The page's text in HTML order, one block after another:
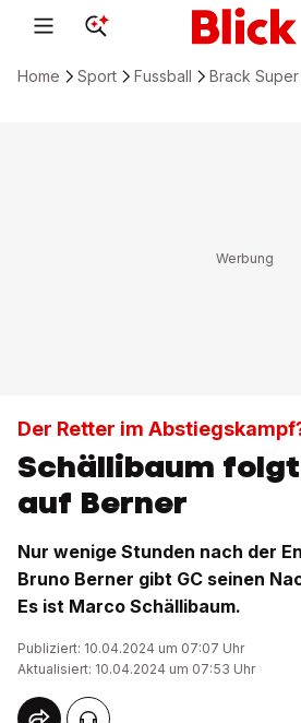
Home Sport Fussball Brack
Der Retter im
Schällibaum
auf Berner
Nur wenige Stunden nach der
Bruno Berner gibt GC seinen
Es ist Marco Schällibaum.
Publiziert: 10.04.2024 um 07:07 Uhr
Aktualisiert: 10.04.2024 um 07:53 Uhr